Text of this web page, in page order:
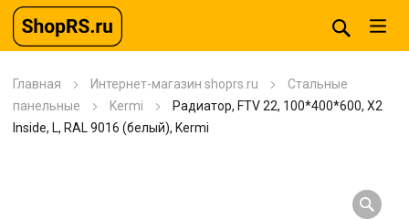
Главная Интернет-магазин shoprs.ru
Стальные
панельные
Kermi
Радиатор, FTV 22, 100*400*600, X2
Inside, L, RAL 9016 (белый), Kermi